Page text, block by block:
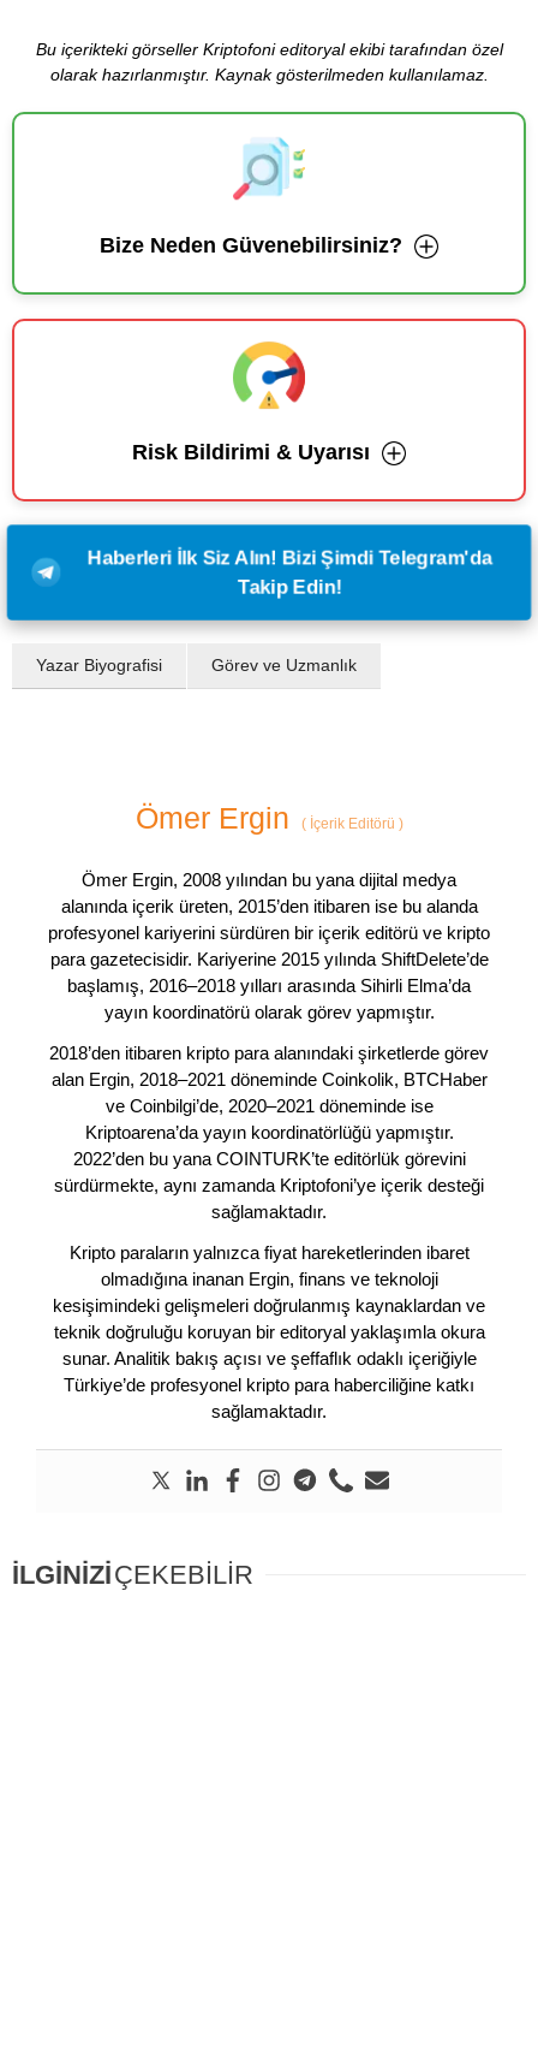
Bu içerikteki görseller Kriptofoni editoryal ekibi tarafından özel
olarak hazırlanmıştır. Kaynak gösterilmeden kullanılamaz.
Bize Neden Güvenebilirsiniz?
Risk Bildirimi & Uyarısı
Haberleri İlk Siz Alın! Bizi Şimdi Telegram'da
Takip Edin!
Yazar Biyografisi Görev ve Uzmanlık
Ömer Ergin (İçerik Editörü )
Ömer Ergin, 2008 yılından bu yana dijital medya
alanında içerik üreten, 2015’den itibaren ise bu alanda
profesyonel kariyerini sürdüren bir içerik editörü ve kripto
para gazetecisidir. Kariyerine 2015 yılında ShiftDelete’de
başlamış, 2016–2018 yılları arasında Sihirli Elma’da
yayın koordinatörü olarak görev yapmıştır.
2018’den itibaren kripto para alanındaki şirketlerde görev
alan Ergin, 2018–2021 döneminde Coinkolik, BTCHaber
ve Coinbilgi’de, 2020–2021 döneminde ise
Kriptoarena’da yayın koordinatörlüğü yapmıştır.
2022’den bu yana COINTURK’te editörlük görevini
sürdürmekte, aynı zamanda Kriptofoni’ye içerik desteği
sağlamaktadır.
Kripto paraların yalnızca fiyat hareketlerinden ibaret
olmadığına inanan Ergin, finans ve teknoloji
kesişimindeki gelişmeleri doğrulanmış kaynaklardan ve
teknik doğruluğu koruyan bir editoryal yaklaşımla okura
sunar. Analitik bakış açısı ve şeffaflık odaklı içeriğiyle
Türkiye’de profesyonel kripto para haberciliğine katkı
sağlamaktadır.
İLGİNİZİÇEKEBİLİR